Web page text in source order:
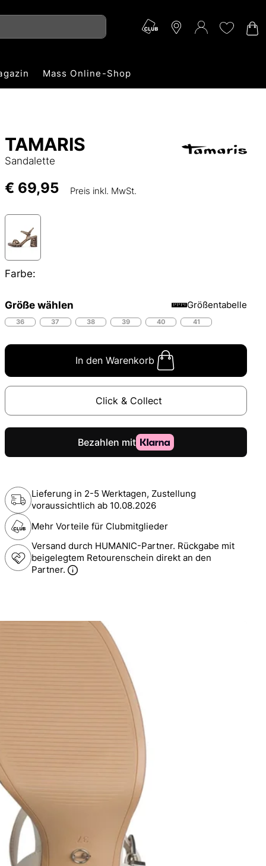
Mass Online-Shop
TAMARIS
Sandalette
€ 69,95 Preis inkl. MwSt.
Farbe:
Größe wählen Größentabelle
36 37 38 39 40 41
In den Warenkorb
Click & Collect
Lieferung in 2-5 Werktagen, Zustellung
voraussichtlich ab 10.08.2026
Mehr Vorteile für Clubmitglieder
Versand durch HUMANIC-Partner. Rückgabe mit
beigelegtem Retourenschein direkt an den
Partner.